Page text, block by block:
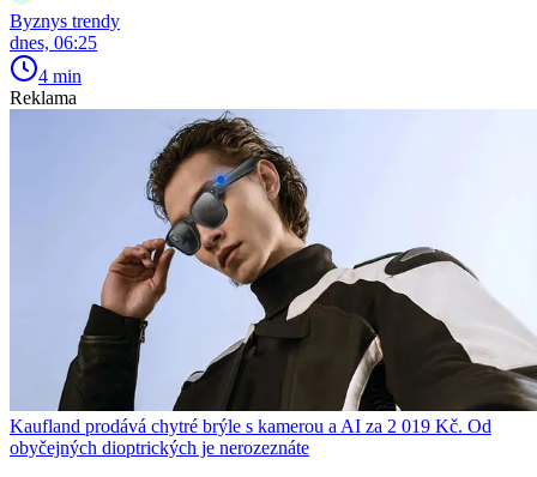
Byznys trendy
dnes, 06:25
4 min
Reklama
Kaufland prodává chytré brýle s kamerou a AI za 2 019 Kč. Od
obyčejných dioptrických je nerozeznáte